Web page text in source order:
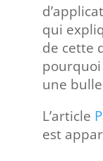
qui
de cette
pourquoi
une
L’article
est